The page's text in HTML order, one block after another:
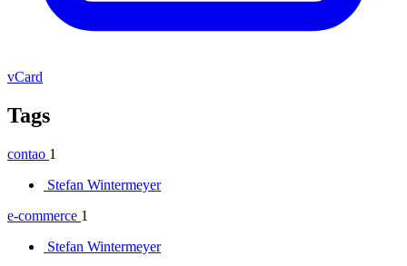
vCard
Tags
contao 1
Stefan Wintermeyer
e-commerce 1
Stefan Wintermeyer